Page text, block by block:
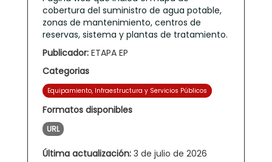
cobertura del suministro de agua potable,
zonas de mantenimiento, centros de
reservas, sistema y plantas de tratamiento.
Publicador: ETAPA EP
Categorias
Equipamiento, Infraestructura y Servicios Públicos
Formatos disponibles
URL
Última actualización: 3 de julio de 2026